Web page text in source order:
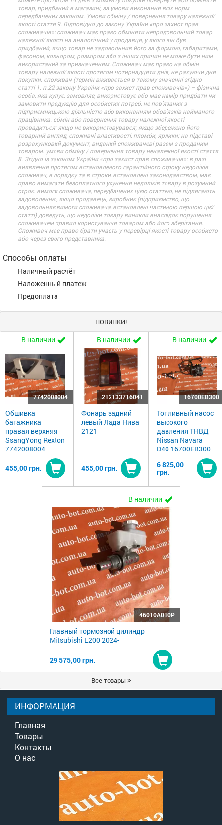
товар, придбаний в магазині, за умови виконання всіх норм
передбачених законом. Умови обміну / повернення товару належної
якості стаття 9. Відповідно до закону України «про захист прав
споживачів»: споживач має право обміняти непродовольчий товар
належної якості на аналогічний у продавця, у якого він був
придбаний, якщо товар не задовольнив його за формою, габаритами,
фасоном, кольором, розміром або з інших причин не може бути ним
використаний за призначенням. Споживач має право на обмін
товару належної якості протягом чотирнадцяти днів, не рахуючи дня
покупки. споживач (термін вживається в такому значенні згідно
статті 1. п.22 закону України «про захист прав споживачів») – фізична
особа, яка купує, замовляє, використовує або має намір придбати чи
замовити продукцію для особистих потреб, не пов’язаних з
підприємницькою діяльністю або виконанням обов’язків найманого
працівника. обмін або повернення товару належної якості
провадиться: якщо не використовувався; якщо збережено його
товарний вигляд, споживчі властивості, пломби, ярлики; на підставі
розрахунковий документ, виданий споживачеві разом з проданим
товаром. умови обміну / повернення товару неналежної якості стаття
8. Згідно із законом України «про захист прав споживачів»: в разі
виявлення протягом встановленого гарантійного строку недоліків
споживач, в порядку та в строки, встановлені законодавством, має
право вимагати безоплатного усунення недоліків товару в розумний
строк. вимоги споживача, передбачених цією статтею, не підлягають
задоволенню, якщо продавець, виробник (підприємство, що
задовольняє вимоги споживача, встановлені частиною першою цієї
статті) доведуть, що недоліки товару виникли внаслідок порушення
споживачем правил користування товаром або його зберігання.
Споживач має право брати участь у перевірці якості товару особисто
або через свого представника.
Способы оплаты
Наличный расчёт
Наложенный платеж
Предоплата
НОВИНКИ!
В наличии
7742008004
Обшивка
багажника
правая верхняя
SsangYong Rexton
7742008004
455,00 грн.
Купить
В наличии
212133716041
Фонарь задний
левый Лада Нива
2121
455,00 грн.
Купить
В наличии
16700EB300
Топливный насос
высокого
давления ТНВД
Nissan Navara
D40 16700EB300
6 825,00
грн.
В наличии
46010A010P
Главный тормозной цилиндр
Mitsubishi L200 2024-
29 575,00 грн.
Купить
Все товары
ИНФОРМАЦИЯ
Главная
Товары
Контакты
О нас